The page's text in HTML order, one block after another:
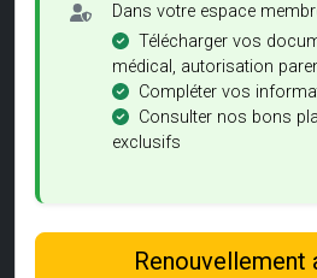
Dans votre espace
Télécharger vos
médical, autorisation
Compléter vos
Consulter nos bons
exclusifs
Renouvellement